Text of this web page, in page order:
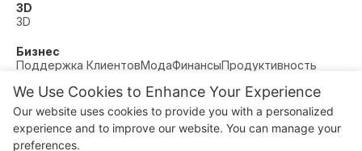
We Use Cookies to Enhance Your Experience
Our website uses cookies to provide you with a personalized
experience and to improve our website. You can manage your
preferences.
3D
3D
Бизнес
Поддержка КлиентовМодаФинансыПродуктивность
Прочее
ЗнакомстваОбразованиеФитнес
© AI Dude, on your service since 2023. All rights reserved.
Manage Cookies